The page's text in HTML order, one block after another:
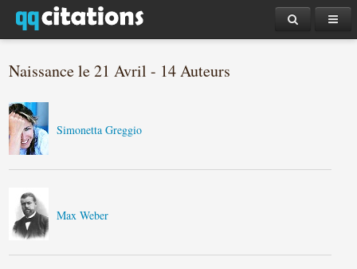
Naissance le 21 Avril - 14 Auteurs
Simonetta Greggio
Max Weber